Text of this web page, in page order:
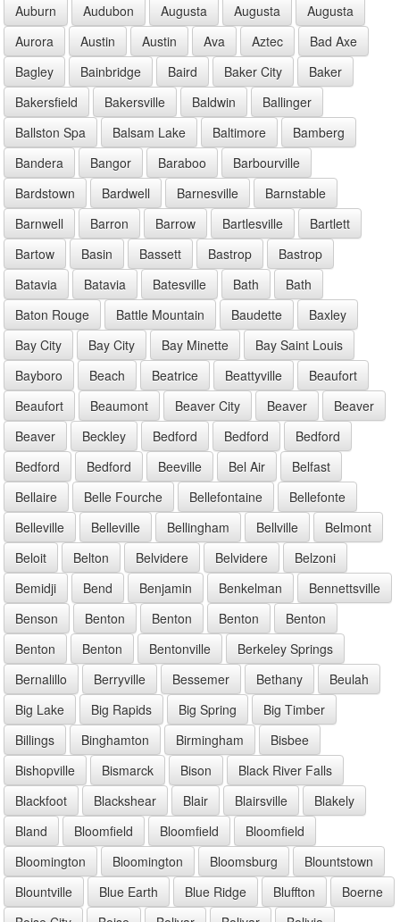
Auburn
Audubon Augusta Augusta
Augusta
Aurora
Austin Austin Ava Aztec
Bad Axe
Bagley
Bainbridge Baird Baker City
Baker
Bakersfield
Bakersville Baldwin
Ballinger
Ballston Spa
Balsam Lake Baltimore
Bamberg
Bandera
Bangor Baraboo
Barbourville
Bardstown
Bardwell Barnesville
Barnstable
Barnwell
Barron Barrow Bartlesville
Bartlett
Bartow
Basin Bassett Bastrop
Bastrop
Batavia
Batavia Batesville Bath
Bath
Baton Rouge
Battle Mountain Baudette
Baxley
Bay City
Bay City Bay Minette
Bay Saint Louis
Bayboro
Beach Beatrice Beattyville
Beaufort
Beaufort
Beaumont Beaver City Beaver
Beaver
Beaver
Beckley Bedford Bedford
Bedford
Bedford
Bedford Beeville Bel Air
Belfast
Bellaire
Belle Fourche Bellefontaine
Bellefonte
Belleville
Belleville Bellingham Bellville
Belmont
Beloit
Belton Belvidere Belvidere
Belzoni
Bemidji
Bend Benjamin Benkelman
Bennettsville
Benson
Benton Benton Benton
Benton
Benton
Benton Bentonville
Berkeley Springs
Bernalillo
Berryville Bessemer Bethany
Beulah
Big Lake
Big Rapids Big Spring
Big Timber
Billings
Binghamton Birmingham
Bisbee
Bishopville
Bismarck Bison
Black River Falls
Blackfoot
Blackshear Blair Blairsville
Blakely
Bland
Bloomfield Bloomfield
Bloomfield
Bloomington
Bloomington Bloomsburg
Blountstown
Blountville
Blue Earth Blue Ridge Bluffton
Boerne